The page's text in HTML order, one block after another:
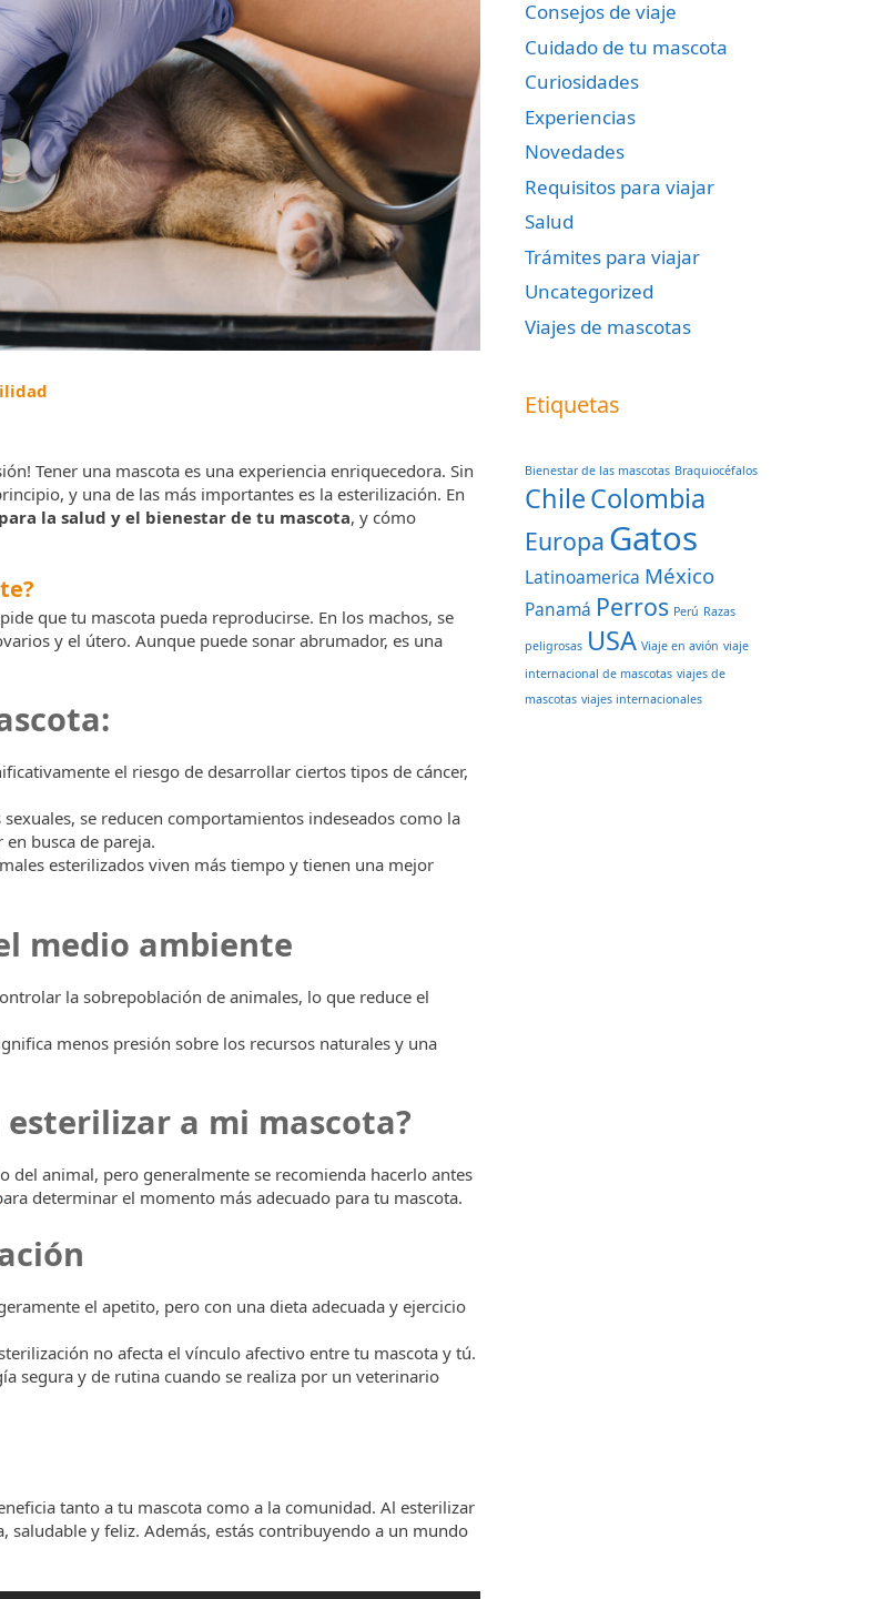
Tener una mascota es una experiencia enriquecedora. Sin
y una de las más importantes es la esterilización. En
la salud y el bienestar de tu mascota, y cómo
que tu mascota pueda reproducirse. En los machos, se
y el útero. Aunque puede sonar abrumador, es una
el riesgo de desarrollar ciertos tipos de cáncer,
se reducen comportamientos indeseados como la
busca de pareja.
esterilizados viven más tiempo y tienen una mejor
medio ambiente
la sobrepoblación de animales, lo que reduce el
menos presión sobre los recursos naturales y una
a mi mascota?
del animal, pero generalmente se recomienda hacerlo antes
determinar el momento más adecuado para tu mascota.
el apetito, pero con una dieta adecuada y ejercicio
no afecta el vínculo afectivo entre tu mascota y tú.
segura y de rutina cuando se realiza por un veterinario
tanto a tu mascota como a la comunidad. Al esterilizar
y feliz. Además, estás contribuyendo a un mundo
Consejos de viaje
Cuidado de tu mascota
Curiosidades
Experiencias
Novedades
Requisitos para viajar
Salud
Trámites para viajar
Uncategorized
Viajes de mascotas
Etiquetas
Bienestar de las mascotas Braquiocéfalos
ChileColombia
Europa Gatos
Latinoamerica México
Panamá Perros Perú Razas
peligrosas USA Viaje en avión viaje
internacional de mascotas viajes de
mascotas viajes internacionales